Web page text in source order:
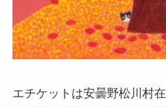
エチケットは安曇野松川村